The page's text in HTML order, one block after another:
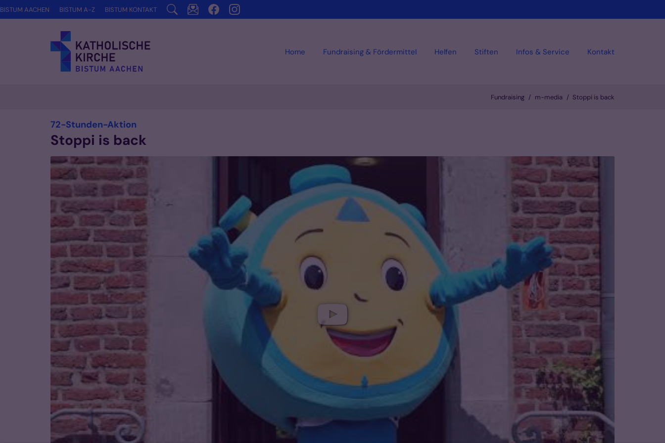
Zum Inhalt springen
Home Fundraising & Fördermittel Helfen Stiften Infos & Service Kontakt
BISTUM AACHEN BISTUM A-Z BISTUM KONTAKT
Fundraising m-media Stoppi is back
72-Stunden-Aktion
Stoppi is back